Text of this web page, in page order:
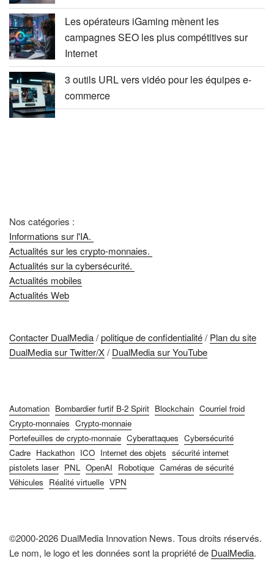
Les opérateurs iGaming mènent les
campagnes SEO les plus compétitives sur
Internet
3 outils URL vers vidéo pour les équipes e-
commerce
Nos catégories :
Informations sur l'IA.
Actualités sur les crypto-monnaies.
Actualités sur la cybersécurité.
Actualités mobiles
Actualités Web
Contacter DualMedia/politique de confidentialité/ Plan du site
DualMedia sur Twitter/X/ DualMedia sur YouTube
Automation Bombardier furtif B-2 Spirit Blockchain Courriel froid
Crypto-monnaies Crypto-monnaie
Portefeuilles de crypto-monnaie Cyberattaques Cybersécurité
Cadre Hackathon ICO Internet des objets sécurité internet
pistolets laser PNL OpenAI Robotique Caméras de sécurité
Véhicules Réalité virtuelle VPN
©2000-2026 DualMedia Innovation News. Tous droits réservés.
Le nom, le logo et les données sont la propriété de DualMedia.